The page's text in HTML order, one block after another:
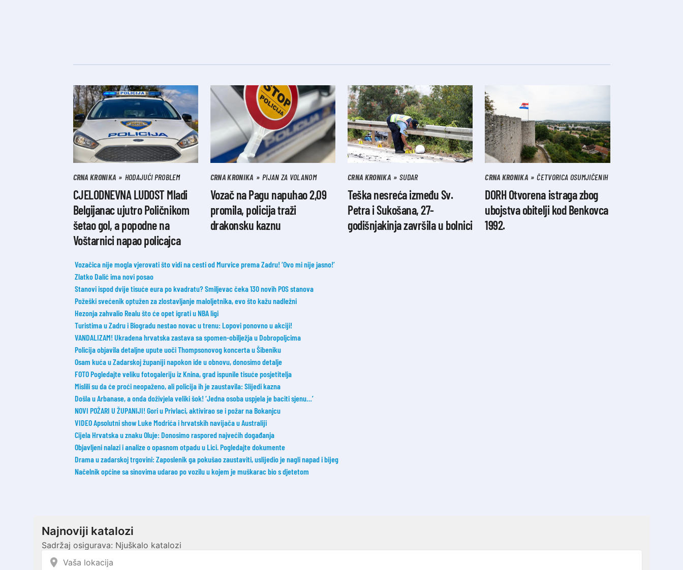
CRNA KRONIKA HODAJUĆI PROBLEM
CJELODNEVNA LUDOST Mladi
Belgijanac ujutro Poličnikom
šetao gol, a popodne na
Voštarnici napao policajca
CRNA KRONIKA PIJAN ZA VOLANOM
Vozač na Pagu napuhao 2,09
promila, policija traži
drakonsku kaznu
CRNA KRONIKA SUDAR
Teška nesreća između Sv.
Petra i Sukošana, 27-
godišnjakinja završila u bolnici
CRNA KRONIKA ČETVORICA OSUMJIČENIH
DORH Otvorena istraga zbog
ubojstva obitelji kod Benkovca
1992.
Vozačica nije mogla vjerovati što vidi na cesti od Murvice prema Zadru! ‘Ovo mi nije jasno!’
Zlatko Dalić ima novi posao
Stanovi ispod dvije tisuće eura po kvadratu? Smiljevac čeka 130 novih POS stanova
Požeški svećenik optužen za zlostavljanje maloljetnika, evo što kažu nadležni
Hezonja zahvalio Realu što će opet igrati u NBA ligi
Turistima u Zadru i Biogradu nestao novac u trenu: Lopovi ponovno u akciji!
VANDALIZAM! Ukradena hrvatska zastava sa spomen-obilježja u Dobropoljcima
Policija objavila detaljne upute uoči Thompsonovog koncerta u Šibeniku
Osam kuća u Zadarskoj županiji napokon ide u obnovu, donosimo detalje
FOTO Pogledajte veliku fotogaleriju iz Knina, grad ispunile tisuće posjetitelja
Mislili su da će proći neopaženo, ali policija ih je zaustavila: Slijedi kazna
Došla u Arbanase, a onda doživjela veliki šok! ‘Jedna osoba uspjela je baciti sjenu…’
NOVI POŽARI U ŽUPANIJI! Gori u Privlaci, aktivirao se i požar na Bokanjcu
VIDEO Apsolutni show Luke Modrića i hrvatskih navijača u Australiji
Cijela Hrvatska u znaku Oluje: Donosimo raspored najvećih događanja
Objavljeni nalazi i analize o opasnom otpadu u Lici. Pogledajte dokumente
Drama u zadarskoj trgovini: Zaposlenik ga pokušao zaustaviti, uslijedio je nagli napad i bijeg
Načelnik općine sa sinovima udarao po vozilu u kojem je muškarac bio s djetetom